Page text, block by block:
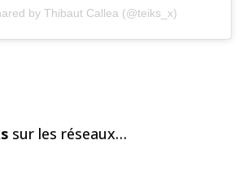
by Thibaut Callea (@teiks_x)
sur les réseaux…